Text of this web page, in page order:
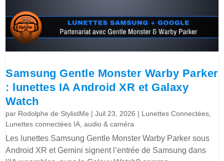
Samsung Gentle Monster Warby Parker
: lunettes IA Android XR et Galaxy
Watch
par Rodolphe de StylistMe |Juil 23, 2026 | Lunettes Connectées
Lunettes connectées IA, audio & caméra
Les lunettes Samsung Gentle Monster Warby Parker sous
Android XR et Gemini signent l’entrée de Samsung dans